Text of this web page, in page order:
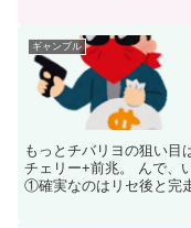
ギャンブル
もっとチバリヨの狙い目
チェリー+前兆。 んで、
①確実なのはリセ後と完